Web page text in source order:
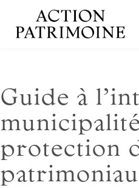
contenu
Guide à
protection